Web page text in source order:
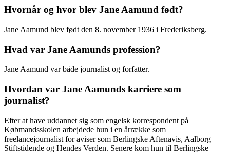
Hvornår og hvor blev Jane Aamund født?
Jane Aamund blev født den 8. november 1936 i Frederiksberg.
Hvad var Jane Aamunds profession?
Jane Aamund var både journalist og forfatter.
Hvordan var Jane Aamunds karriere som
journalist?
Efter at have uddannet sig som engelsk korrespondent på
Købmandsskolen arbejdede hun i en årrække som
freelancejournalist for aviser som Berlingske Aftenavis, Aalborg
Stiftstidende og Hendes Verden. Senere kom hun til Berlingske